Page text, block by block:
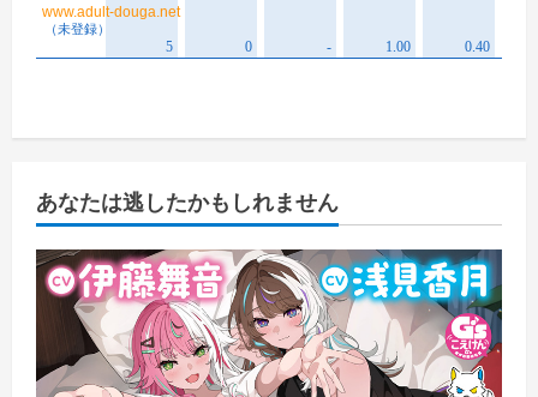
あなたは逃したかもしれません